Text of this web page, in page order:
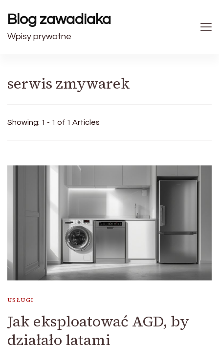
Blog zawadiaka
Wpisy prywatne
serwis zmywarek
Showing: 1 - 1 of 1 Articles
USŁUGI
Jak eksploatować AGD, by
działało latami